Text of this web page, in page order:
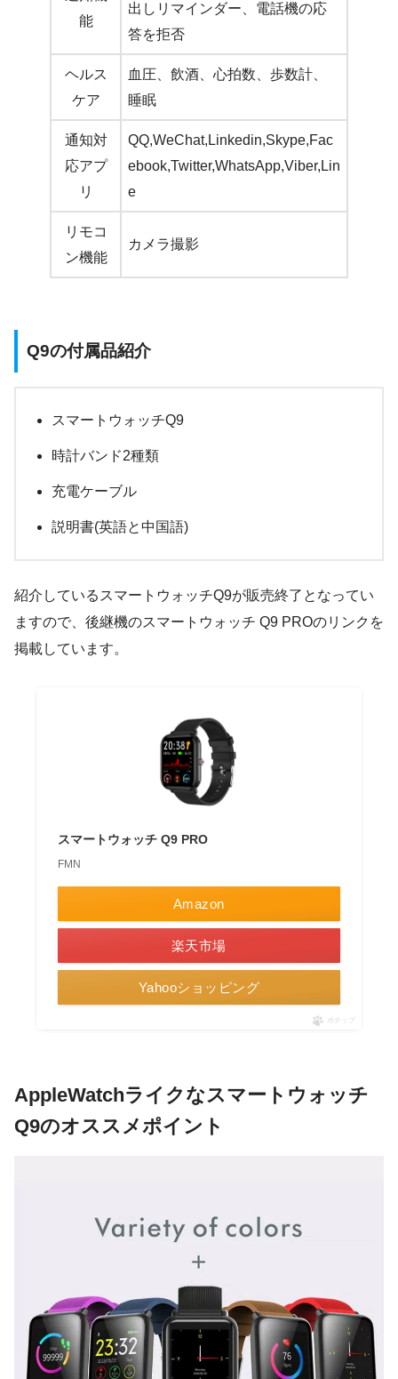
能
出しリマインダー、電話機の応
答を拒否
ヘルス
ケア
血圧、飲酒、心拍数、歩数計、
睡眠
通知対
応アプ
リ
QQ,WeChat,Linkedin,Skype,Fac
ebook,Twitter,WhatsApp,Viber,Lin
e
リモコ
ン機能
カメラ撮影
Q9の付属品紹介
スマートウォッチQ9
時計バンド2種類
充電ケーブル
説明書(英語と中国語)
紹介しているスマートウォッチQ9が販売終了となってい
ますので、後継機のスマートウォッチ Q9 PROのリンクを
掲載しています。
スマートウォッチ Q9 PRO
FMN
Amazon
楽天市場
Yahooショッピング
ポチップ
AppleWatchライクなスマートウォッチ
Q9のオススメポイント